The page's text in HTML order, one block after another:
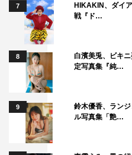
7
HIKAKIN、ダイ
戦『ド…
8
白濱美兎、ビキ
定写真集『純…
9
鈴木優香、ラン
ル写真集「艶…